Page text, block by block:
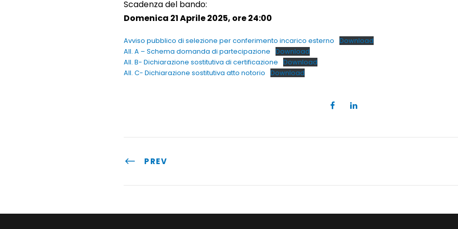
Scadenza del bando:
Domenica 21 Aprile 2025, ore 24:00
Avviso pubblico di selezione per conferimento incarico esterno
Download
All. A – Schema domanda di partecipazione
Download
All. B- Dichiarazione sostitutiva di certificazione
Download
All. C- Dichiarazione sostitutiva atto notorio
Download
PREV